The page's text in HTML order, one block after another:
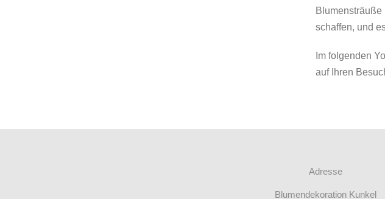
Blumensträuße
schaffen, und
Im folgenden
auf Ihren
Adresse
Blumendekoration Kunkel